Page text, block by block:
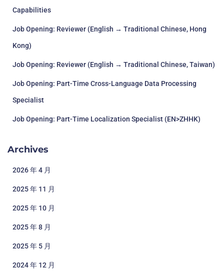
Capabilities
Job Opening: Reviewer (English → Traditional Chinese, Hong
Kong)
Job Opening: Reviewer (English → Traditional Chinese, Taiwan)
Job Opening: Part-Time Cross-Language Data Processing
Specialist
Job Opening: Part-Time Localization Specialist (EN>ZHHK)
Archives
2026 年 4 月
2025 年 11 月
2025 年 10 月
2025 年 8 月
2025 年 5 月
2024 年 12 月